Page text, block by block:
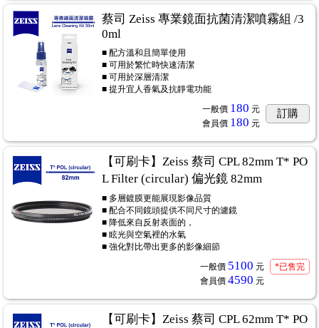
蔡司 Zeiss 專業鏡面抗菌清潔噴霧組 /3
0ml
■ 配方溫和且簡單使用
■ 可用於繁忙時快速清潔
■ 可用於深層清潔
■ 提升宜人香氣及抗靜電功能
一般價 180 元
會員價 180 元
訂購
【可刷卡】Zeiss 蔡司 CPL 82mm T* PO
L Filter (circular) 偏光鏡 82mm
■ 多層鍍膜更能展現影像品質
■ 配合不同鏡頭提供不同尺寸的濾鏡
■ 降低來自反射表面的，
■ 眩光與空氣裡的水氣
■ 強化對比帶出更多的影像細節
一般價 5100 元
會員價 4590 元
*已售完
【可刷卡】Zeiss 蔡司 CPL 62mm T* PO